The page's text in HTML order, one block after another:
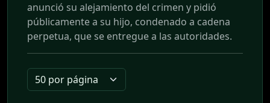
anunció su alejamiento del crimen y pidió
públicamente a su hijo, condenado a cadena
perpetua, que se entregue a las autoridades.